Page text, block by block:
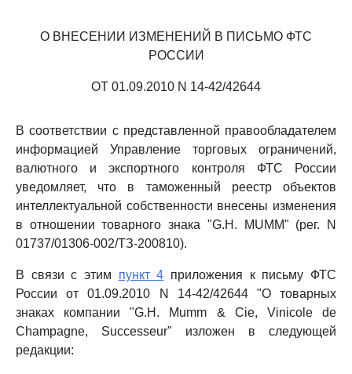
О ВНЕСЕНИИ ИЗМЕНЕНИЙ В ПИСЬМО ФТС
РОССИИ
ОТ 01.09.2010 N 14-42/42644
В соответствии с представленной правообладателем
информацией Управление торговых ограничений,
валютного и экспортного контроля ФТС России
уведомляет, что в таможенный реестр объектов
интеллектуальной собственности внесены изменения
в отношении товарного знака "G.H. MUMM" (рег. N
01737/01306-002/ТЗ-200810).
В связи с этим пункт 4 приложения к письму ФТС
России от 01.09.2010 N 14-42/42644 "О товарных
знаках компании "G.H. Mumm & Cie, Vinicole de
Champagne, Successeur" изложен в следующей
редакции: